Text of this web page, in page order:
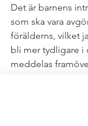
Det är barnens
som ska vara
förälderns, vilket
bli mer tydligare i
meddelas
förhoppningsvis